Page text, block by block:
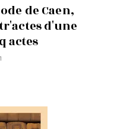
de Caen,
d'une
actes